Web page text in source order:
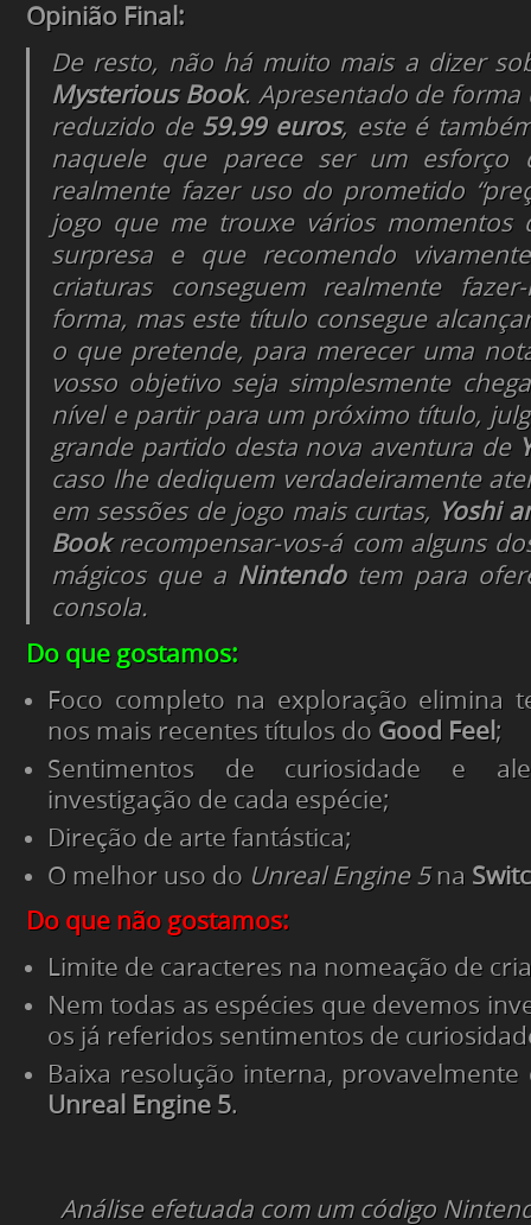
Opinião Final:
De resto, não há muito mais a dizer
Mysterious Book. Apresentado de forma
reduzido de 59.99 euros, este é
naquele que parece ser um
realmente fazer uso do prometido
jogo que me trouxe vários momentos
surpresa e que recomendo
criaturas conseguem realmente
forma, mas este título consegue
o que pretende, para merecer uma
vosso objetivo seja simplesmente
nível e partir para um próximo título,
grande partido desta nova aventura de
caso lhe dediquem verdadeiramente
em sessões de jogo mais curtas, Yoshi
Bookrecompensar-vos-á com alguns
mágicos que a Nintendotem para
consola.
Do que gostamos:
Foco completo na exploração elimina
nos mais recentes títulos do Good Feel ;
Sentimentos de curiosidade e
investigação de cada espécie;
Direção de arte fantástica;
O melhor uso do Unreal Engine 5na
Do que não gostamos:
Limite de caracteres na nomeação de
Nem todas as espécies que devemos
os já referidos sentimentos de
Baixa resolução interna,
Unreal Engine 5.
Análise efetuada com um código